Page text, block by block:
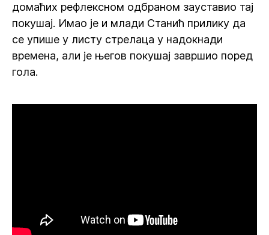
домаћих рефлексном одбраном зауставио тај
покушај. Имао је и млади Станић прилику да
се упише у листу стрелаца у надокнади
времена, али је његов покушај завршио поред
гола.